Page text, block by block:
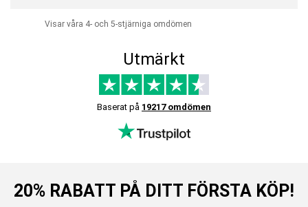
Visar våra 4- och 5-stjärniga omdömen
Utmärkt
Baserat på 19217 omdömen
20% RABATT PÅ DITT FÖRSTA KÖP!